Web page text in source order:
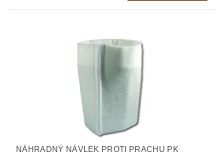
NÁHRADNÝ NÁVLEK PROTI PRACHU PK